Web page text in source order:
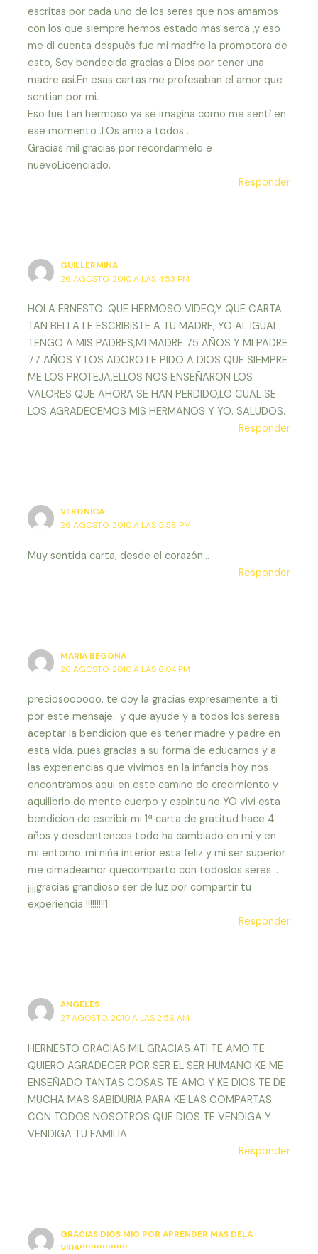
escritas por cada uno de los seres que nos amamos
con los que siempre hemos estado mas serca ,y eso
me di cuenta despuès fue mi madfre la promotora de
esto, Soy bendecida gracias a Dios por tener una
madre asi.En esas cartas me profesaban el amor que
sentian por mi.
Eso fue tan hermoso ya se imagina como me sentì en
ese momento .LOs amo a todos .
Gracias mil gracias por recordarmelo e
nuevoLicenciado.
Responder
GUILLERMINA
26 AGOSTO, 2010 A LAS 4:53 PM
HOLA ERNESTO: QUE HERMOSO VIDEO,Y QUE CARTA
TAN BELLA LE ESCRIBISTE A TU MADRE, YO AL IGUAL
TENGO A MIS PADRES,MI MADRE 75 AÑOS Y MI PADRE
77 AÑOS Y LOS ADORO LE PIDO A DIOS QUE SIEMPRE
ME LOS PROTEJA,ELLOS NOS ENSEÑARON LOS
VALORES QUE AHORA SE HAN PERDIDO,LO CUAL SE
LOS AGRADECEMOS MIS HERMANOS Y YO. SALUDOS.
Responder
VERONICA
26 AGOSTO, 2010 A LAS 5:58 PM
Muy sentida carta, desde el corazón…
Responder
MARIA BEGOÑA
26 AGOSTO, 2010 A LAS 6:04 PM
preciosoooooo. te doy la gracias expresamente a ti
por este mensaje.. y que ayude y a todos los seresa
aceptar la bendicion que es tener madre y padre en
esta vida. pues gracias a su forma de educarnos y a
las experiencias que vivimos en la infancia hoy nos
encontramos aqui en este camino de crecimiento y
aquilibrio de mente cuerpo y espiritu.no YO vivi esta
bendicion de escribir mi 1ª carta de gratitud hace 4
años y desdentences todo ha cambiado en mi y en
mi entorno..mi niña interior esta feliz y mi ser superior
me clmadeamor quecomparto con todoslos seres ..
¡¡¡¡gracias grandioso ser de luz por compartir tu
experiencia !!!!!!!!!1
Responder
ANGELES
27 AGOSTO, 2010 A LAS 2:56 AM
HERNESTO GRACIAS MIL GRACIAS ATI TE AMO TE
QUIERO AGRADECER POR SER EL SER HUMANO KE ME
ENSEÑADO TANTAS COSAS TE AMO Y KE DIOS TE DE
MUCHA MAS SABIDURIA PARA KE LAS COMPARTAS
CON TODOS NOSOTROS QUE DIOS TE VENDIGA Y
VENDIGA TU FAMILIA
Responder
GRACIAS DIOS MIO POR APRENDER MAS DELA
VIDA!!!!!!!!!!!!!!!!!